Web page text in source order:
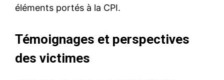
éléments portés à la CPI.
Témoignages et perspectives
des victimes